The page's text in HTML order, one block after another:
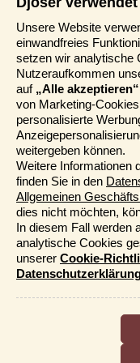
Puerto Morelos
Fischerdorf, in
schönen
schlendert
Tagesausflug auf
Puerto Morelos
DasSchnorcheln
Cancún aus
nach Frankfurt.
Alternativ bieten wir
Reisemessen
Häufig gestellte
AGB
Formblatt
Datenschutz
Informationstage
Unser Belgischer
Unser
Sitemap
Cookie-Richtlinie
Mehr
Für unseren
Unsere Website
einwandfreies
setzen wir analytische
Nutzeraufkommen
auf „Alle akzeptieren“
von Marketing-
personalisierte
weitergeben können.
Weitere Informationen
finden Sie in den
Allgemeinen
dies nicht möchten,
In diesem Fall werden
analytische Cookies
unserer Cookie-
Cookies, die das
sicherstellen,
Nutzung der